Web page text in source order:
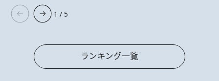
1 / 5
ランキング一覧